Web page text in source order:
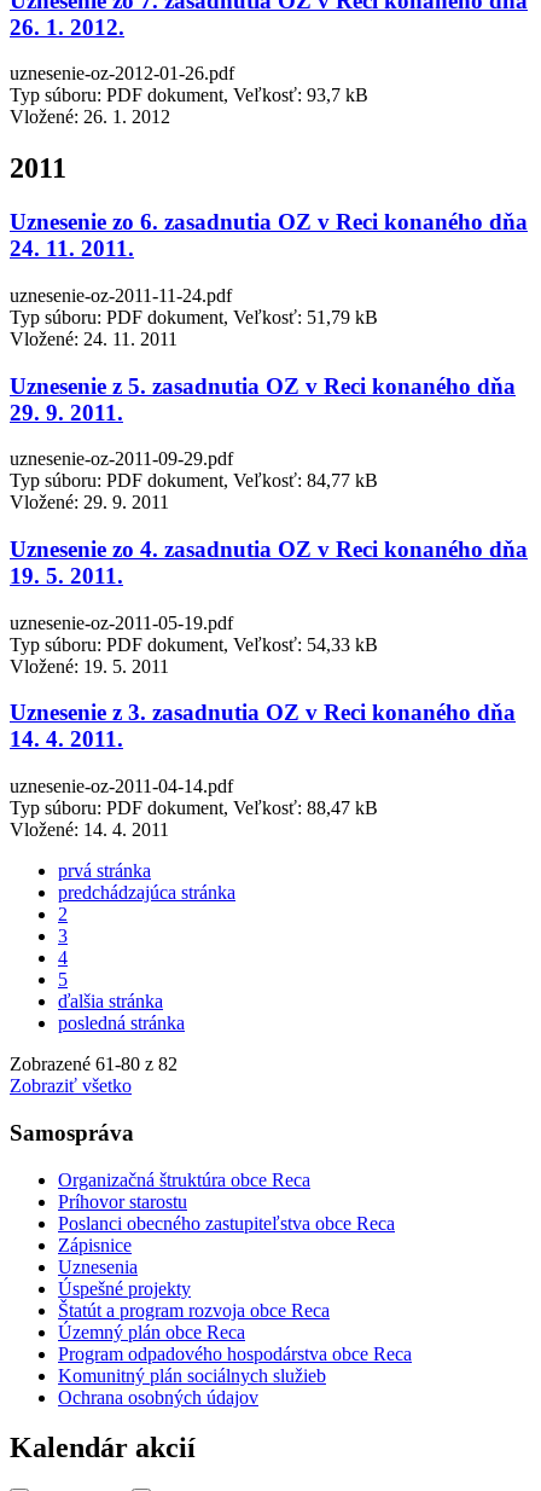
26. 1. 2012.
uznesenie-oz-2012-01-26.pdf
Typ súboru: PDF dokument, Veľkosť: 93,7 kB
Vložené: 26. 1. 2012
2011
Uznesenie zo 6. zasadnutia OZ v Reci konaného dňa
24. 11. 2011.
uznesenie-oz-2011-11-24.pdf
Typ súboru: PDF dokument, Veľkosť: 51,79 kB
Vložené: 24. 11. 2011
Uznesenie z 5. zasadnutia OZ v Reci konaného dňa
29. 9. 2011.
uznesenie-oz-2011-09-29.pdf
Typ súboru: PDF dokument, Veľkosť: 84,77 kB
Vložené: 29. 9. 2011
Uznesenie zo 4. zasadnutia OZ v Reci konaného dňa
19. 5. 2011.
uznesenie-oz-2011-05-19.pdf
Typ súboru: PDF dokument, Veľkosť: 54,33 kB
Vložené: 19. 5. 2011
Uznesenie z 3. zasadnutia OZ v Reci konaného dňa
14. 4. 2011.
uznesenie-oz-2011-04-14.pdf
Typ súboru: PDF dokument, Veľkosť: 88,47 kB
Vložené: 14. 4. 2011
prvá stránka
predchádzajúca stránka
2
3
4
5
ďalšia stránka
posledná stránka
Zobrazené 61-80 z 82
Zobraziť všetko
Samospráva
Organizačná štruktúra obce Reca
Príhovor starostu
Poslanci obecného zastupiteľstva obce Reca
Zápisnice
Uznesenia
Úspešné projekty
Štatút a program rozvoja obce Reca
Územný plán obce Reca
Program odpadového hospodárstva obce Reca
Komunitný plán sociálnych služieb
Ochrana osobných údajov
Kalendár akcií